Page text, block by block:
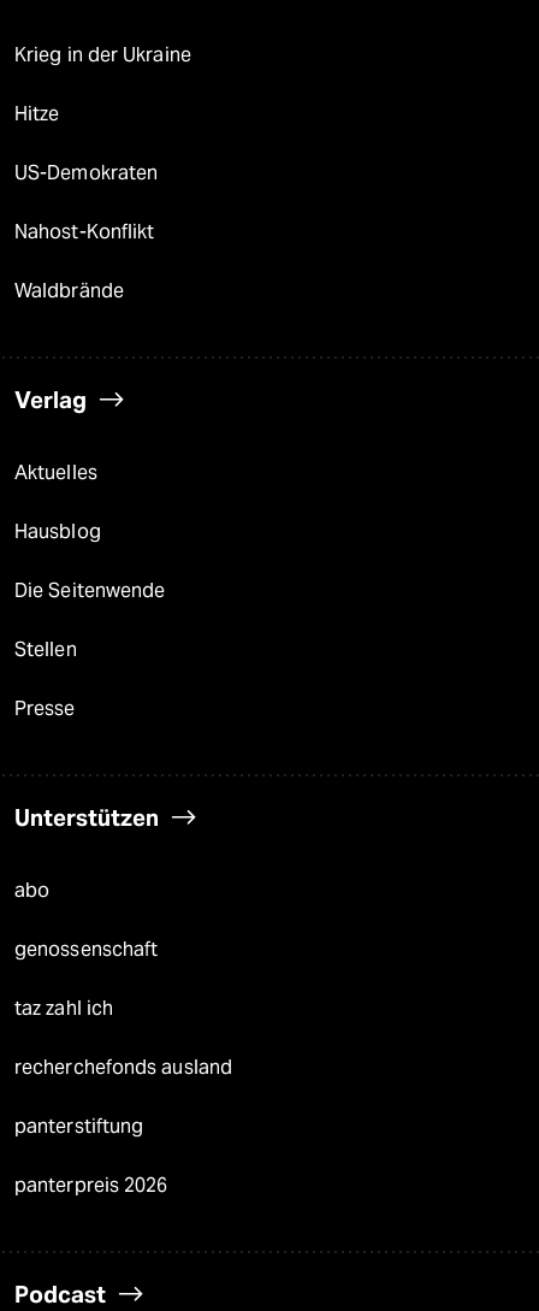
Krieg in der Ukraine
Hitze
US-Demokraten
Nahost-Konflikt
Waldbrände
Verlag
Aktuelles
Hausblog
Die Seitenwende
Stellen
Presse
Unterstützen
abo
genossenschaft
taz zahl ich
recherchefonds ausland
panterstiftung
panterpreis 2026
Podcast